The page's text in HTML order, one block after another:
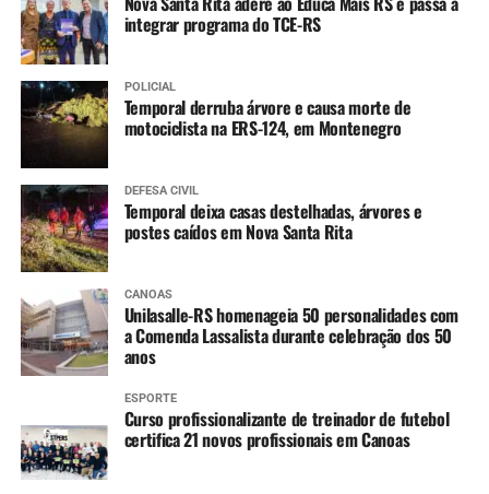
Varicela (1ª dose)
Hepatite A (1ª dose)
4 anos:
Tríplice bacteriana – DTP (2ª dose reforço)
Pólio (2ª dose reforço)
A partir dos 7 anos
Difteria e Tétano –
vacinal)
9 a 14 anos
HPV (dose única)
10 a 14 anos
integrar programa do TCE-RS
POLICIAL
Temporal derruba árvore e causa morte de
motociclista na ERS-124, em Montenegro
DEFESA CIVIL
Temporal deixa casas destelhadas, árvores e
postes caídos em Nova Santa Rita
CANOAS
Unilasalle-RS homenageia 50 personalidades com
a Comenda Lassalista durante celebração dos 50
anos
ESPORTE
Curso profissionalizante de treinador de futebol
certifica 21 novos profissionais em Canoas